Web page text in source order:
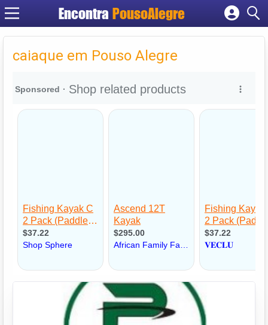
Encontra PousoAlegre
Cadastrar empresa
Criar conta
caiaque em Pouso Alegre